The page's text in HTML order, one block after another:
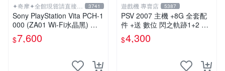
✦奇摩✦全館現貨請直接下
標
3741
Sony PlayStation Vita PCH-1
000 (ZA01 Wi-Fi水晶黑) 掌
上遊戲機 5英吋多點觸控螢幕
$7,600
遊戲機 專賣店 5387
PSV 2007 主機 +8G 全套配
件 +送 數位 閃之軌跡1+2 保
修一年 品質有保障
$4,300